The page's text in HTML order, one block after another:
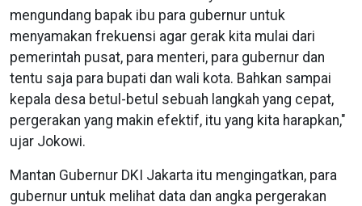
mengundang bapak ibu para gubernur untuk
menyamakan frekuensi agar gerak kita mulai dari
pemerintah pusat, para menteri, para gubernur dan
tentu saja para bupati dan wali kota. Bahkan sampai
kepala desa betul-betul sebuah langkah yang cepat,
pergerakan yang makin efektif, itu yang kita harapkan,"
ujar Jokowi.
Mantan Gubernur DKI Jakarta itu mengingatkan, para
gubernur untuk melihat data dan angka pergerakan